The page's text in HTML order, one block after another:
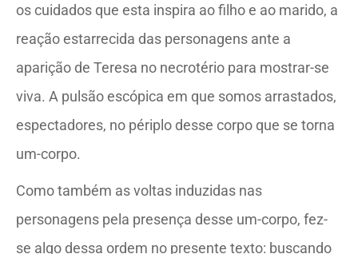
os cuidados que esta inspira ao filho e ao marido, a
reação estarrecida das personagens ante a
aparição de Teresa no necrotério para mostrar-se
viva. A pulsão escópica em que somos arrastados,
espectadores, no périplo desse corpo que se torna
um-corpo.
Como também as voltas induzidas nas
personagens pela presença desse um-corpo, fez-
se algo dessa ordem no presente texto: buscando